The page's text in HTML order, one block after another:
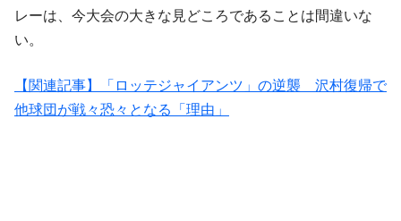
レーは、今大会の大きな見どころであることは間違いな
い。
【関連記事】「ロッテジャイアンツ」の逆襲 沢村復帰で
他球団が戦々恐々となる「理由」